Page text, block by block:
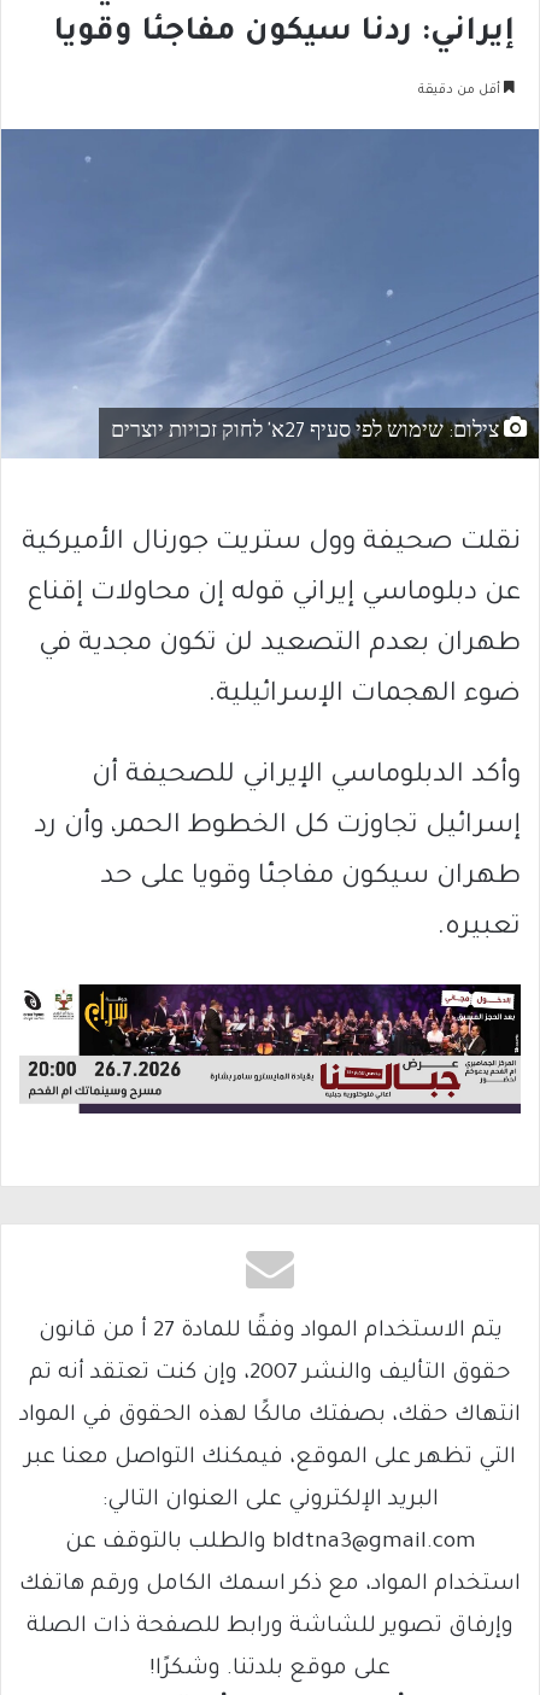
إيراني: ردنا سيكون مفاجئا وقويا
أقل من دقيقة
צילום: שימוש לפי סעיף 27א' לחוק זכויות יוצרים
نقلت صحيفة وول ستريت جورنال الأميركية
عن دبلوماسي إيراني قوله إن محاولات إقناع
طهران بعدم التصعيد لن تكون مجدية في
ضوء الهجمات الإسرائيلية.
وأكد الدبلوماسي الإيراني للصحيفة أن
إسرائيل تجاوزت كل الخطوط الحمر، وأن رد
طهران سيكون مفاجئا وقويا على حد
تعبيره.
يتم الاستخدام المواد وفقًا للمادة 27 أ من قانون
حقوق التأليف والنشر 2007، وإن كنت تعتقد أنه تم
انتهاك حقك، بصفتك مالكًا لهذه الحقوق في المواد
التي تظهر على الموقع، فيمكنك التواصل معنا عبر
البريد الإلكتروني على العنوان التالي:
bldtna3@gmail.com والطلب بالتوقف عن
استخدام المواد، مع ذكر اسمك الكامل ورقم هاتفك
وإرفاق تصوير للشاشة ورابط للصفحة ذات الصلة
على موقع بلدتنا. وشكرًا!